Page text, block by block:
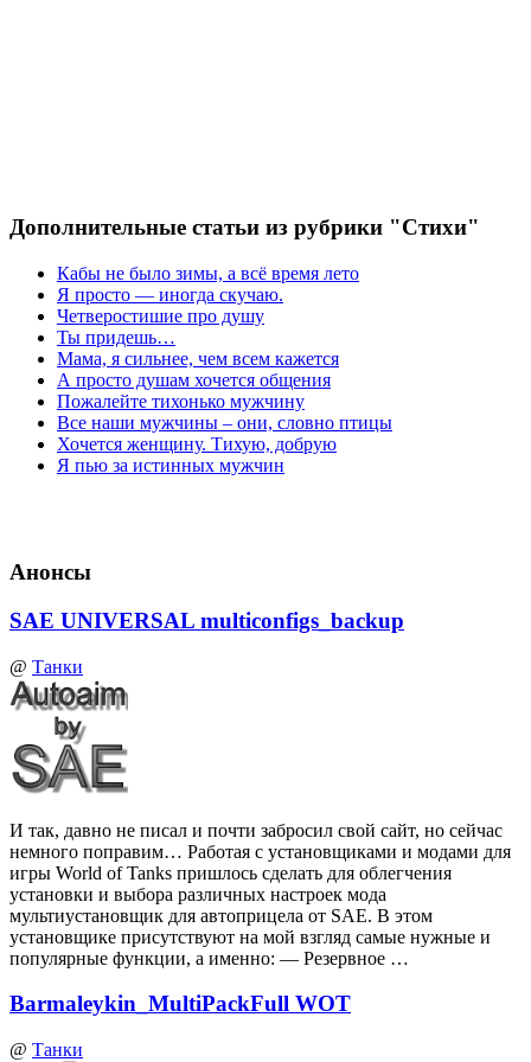
Дополнительные статьи из рубрики "Стихи"
Кабы не было зимы, а всё время лето
Я просто — иногда скучаю.
Четверостишие про душу
Ты придешь…
Мама, я сильнее, чем всем кажется
А просто душам хочется общения
Пожалейте тихонько мужчину
Все наши мужчины – они, словно птицы
Хочется женщину. Тихую, добрую
Я пью за истинных мужчин
Анонсы
SAE UNIVERSAL multiconfigs_backup
@ Танки
И так, давно не писал и почти забросил свой сайт, но сейчас
немного поправим… Работая с установщиками и модами для
игры World of Tanks пришлось сделать для облегчения
установки и выбора различных настроек мода
мультиустановщик для автоприцела от SAE. В этом
установщике присутствуют на мой взгляд самые нужные и
популярные функции, а именно: — Резервное …
Barmaleykin_MultiPackFull WOT
@ Танки